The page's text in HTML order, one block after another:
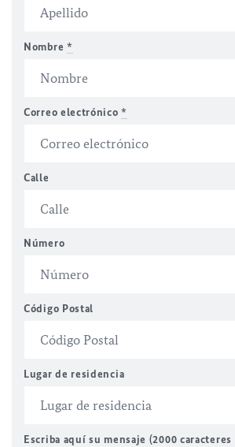
Nombre *
Correo electrónico*
Calle
Número
Código Postal
Lugar de residencia
Escriba aquí su mensaje (2000 caracteres